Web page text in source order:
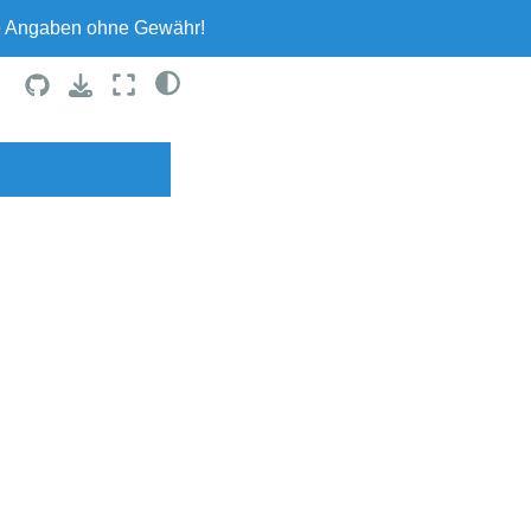
ohne Gewähr!